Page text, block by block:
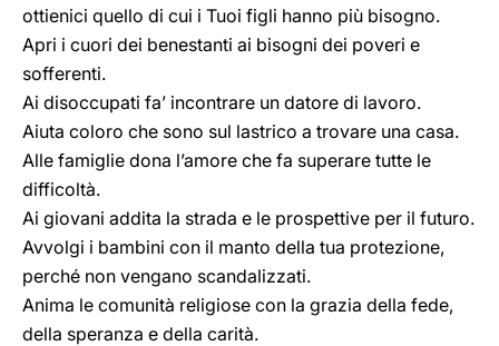
ottienici quello di cui i Tuoi figli hanno più bisogno.
Apri i cuori dei benestanti ai bisogni dei poveri e
sofferenti.
Ai disoccupati fa’ incontrare un datore di lavoro.
Aiuta coloro che sono sul lastrico a trovare una casa.
Alle famiglie dona l’amore che fa superare tutte le
difficoltà.
Ai giovani addita la strada e le prospettive per il futuro.
Avvolgi i bambini con il manto della tua protezione,
perché non vengano scandalizzati.
Anima le comunità religiose con la grazia della fede,
della speranza e della carità.